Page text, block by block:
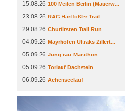
15.08.26 100 Meilen Berlin (Mauerw...
23.08.26 RAG Hartfüßler Trail
29.08.26 Churfirsten Trail Run
04.09.26 Mayrhofen Ultraks Zillert...
05.09.26 Jungfrau-Marathon
05.09.26 Torlauf Dachstein
06.09.26 Achenseelauf